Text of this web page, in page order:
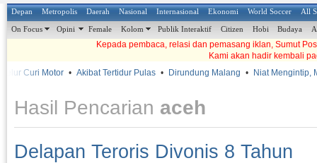
Depan Metropolis Daerah Nasional Internasional Ekonomi World Soccer All
On Focus Opini Female Kolom Publik Interaktif Citizen Hobi Budaya
Kepada pembaca, relasi dan pemasang iklan, Sumut
Kami akan hadir kembali
Curi Motor • Akibat Tertidur Pulas • Dirundung Malang • Niat Mengintip,
Hasil Pencarian aceh
Delapan Teroris Divonis 8 Tahun